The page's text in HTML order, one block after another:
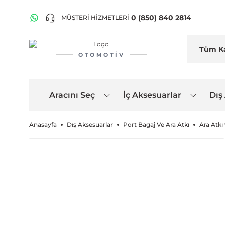
MÜŞTERİ HİZMETLERİ 0 (850) 840 2814
OTOMOTIV
Aracını Seç İç Aksesuarlar
Anasayfa Dış Aksesuarlar Port Bagaj Ve Ara Atkı Ara Atkı